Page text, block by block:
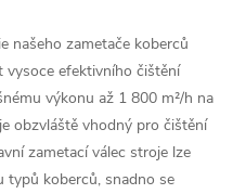
našeho zametače koberců
vysoce efektivního čištění
výkonu až 1 800 m²/h na
obzvláště vhodný pro čištění
zametací válec stroje lze
typů koberců, snadno se